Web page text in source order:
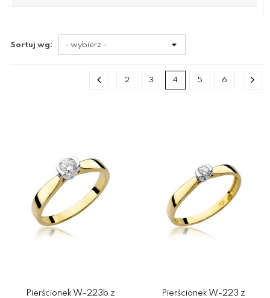
Sortuj wg:
2 3 4 5 6
Pierścionek W-223b z
Pierścionek W-223 z